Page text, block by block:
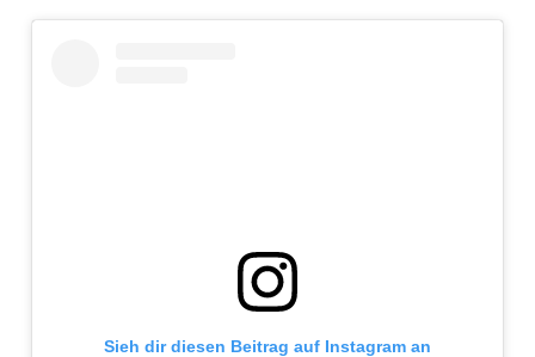
Sieh dir diesen Beitrag auf Instagram an